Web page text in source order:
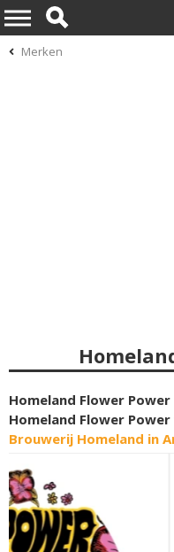
Merken
Homeland Flower Power
Homeland Flower
Brouwerij Homeland in